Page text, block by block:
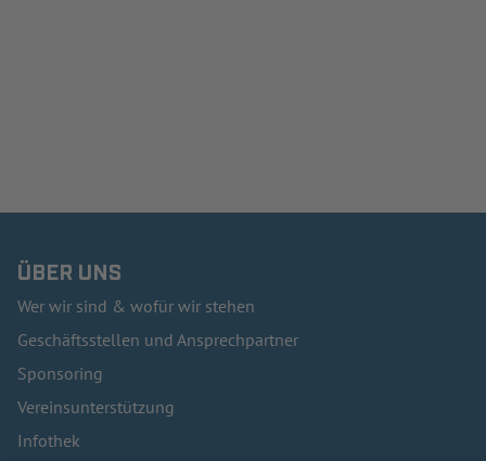
ÜBER UNS
Wer wir sind & wofür wir stehen
Geschäftsstellen und Ansprechpartner
Sponsoring
Vereinsunterstützung
Infothek